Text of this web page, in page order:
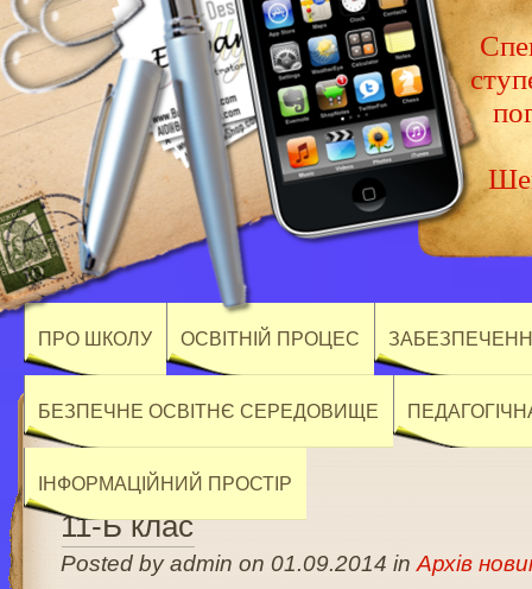
ПРО ШКОЛУ ОСВІТНІЙ ПРОЦЕС
БЕЗПЕЧНЕ ОСВІТНЄ СЕРЕДОВИЩЕ
ІНФОРМАЦІЙНИЙ ПРОСТІР
11-Б клас
Posted by admin on 01.09.2014 inАрхів